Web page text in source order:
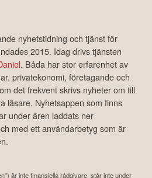
nyhetstidning och tjänst för
2015. Idag drivs tjänsten
. Båda har stor erfarenhet av
privatekonomi, företagande och
det frekvent skrivs nyheter om till
läsare. Nyhetsappen som finns
under åren laddats ner
med ett användarbetyg som är
är inte finansiella rådgivare, står inte under